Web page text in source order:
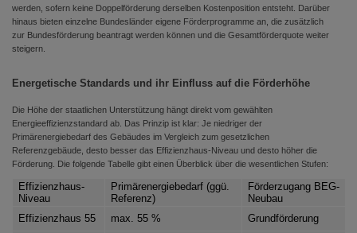
werden, sofern keine Doppelförderung derselben Kostenposition entsteht. Darüber
hinaus bieten einzelne Bundesländer eigene Förderprogramme an, die zusätzlich
zur Bundesförderung beantragt werden können und die Gesamtförderquote weiter
steigern.
Energetische Standards und ihr Einfluss auf die Förderhöhe
Die Höhe der staatlichen Unterstützung hängt direkt vom gewählten
Energieeffizienzstandard ab. Das Prinzip ist klar: Je niedriger der
Primärenergiebedarf des Gebäudes im Vergleich zum gesetzlichen
Referenzgebäude, desto besser das Effizienzhaus-Niveau und desto höher die
Förderung. Die folgende Tabelle gibt einen Überblick über die wesentlichen Stufen:
Effizienzhaus-
Niveau
Primärenergiebedarf (ggü.
Referenz)
Förderzugang BEG-
Neubau
Effizienzhaus 55
max. 55 % Grundförderung